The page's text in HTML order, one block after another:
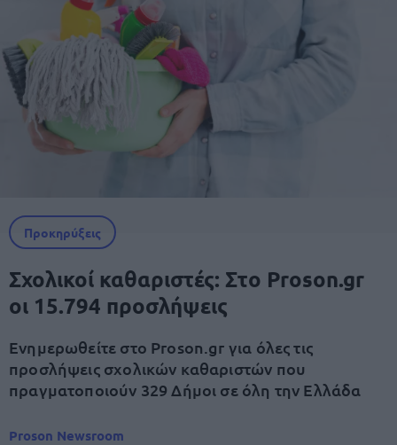
Προκηρύξεις
Σχολικοί καθαριστές: Στο Proson.gr
οι 15.794 προσλήψεις
Ενημερωθείτε στο Proson.gr για όλες τις
προσλήψεις σχολικών καθαριστών που
πραγματοποιούν 329 Δήμοι σε όλη την Ελλάδα
Proson Newsroom